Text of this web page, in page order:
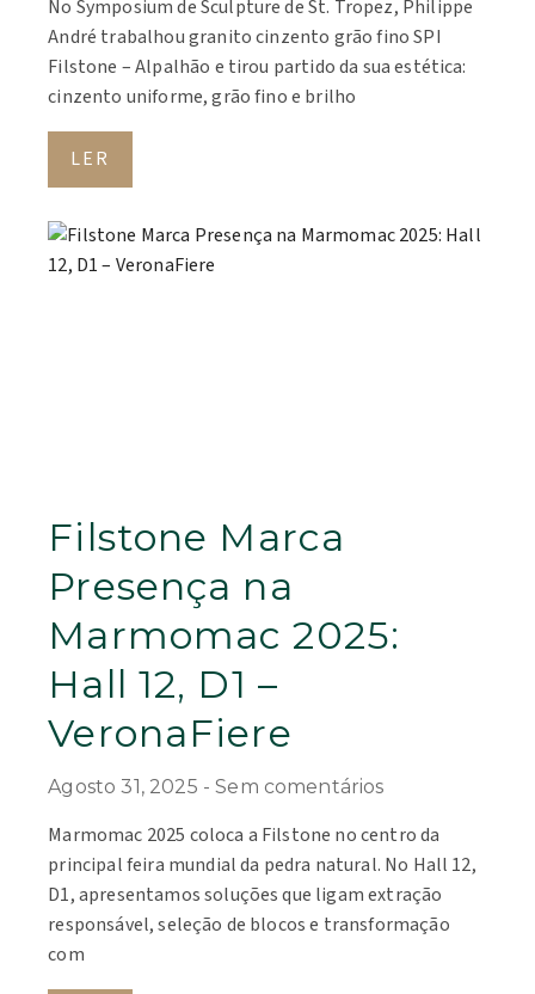
No Symposium de Sculpture de St. Tropez, Philippe
André trabalhou granito cinzento grão fino SPI
Filstone – Alpalhão e tirou partido da sua estética:
cinzento uniforme, grão fino e brilho
LER
Filstone Marca
Presença na
Marmomac 2025:
Hall 12, D1 –
VeronaFiere
Agosto 31, 2025 Sem comentários
Marmomac 2025 coloca a Filstone no centro da
principal feira mundial da pedra natural. No Hall 12,
D1, apresentamos soluções que ligam extração
responsável, seleção de blocos e transformação
com